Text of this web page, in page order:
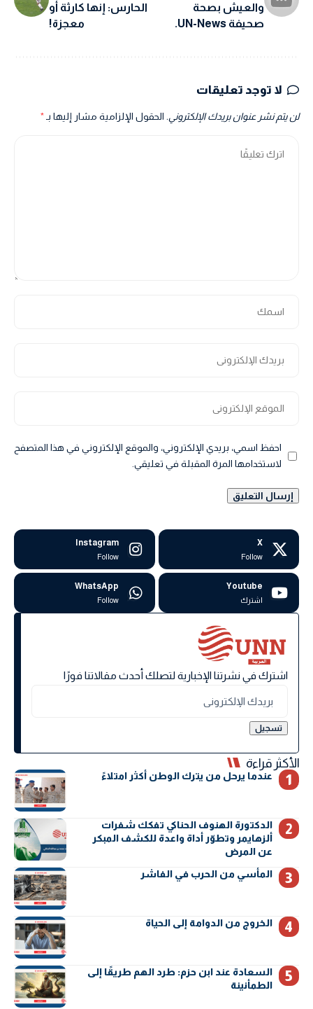
والعيش بصحة
صحيفة UN-News.
الحارس: إنها كارثة أو
معجزة!
لا توجد تعليقات
لن يتم نشر عنوان بريدك الإلكتروني. الحقول الإلزامية مشار إليها بـ*
احفظ اسمي، بريدي الإلكتروني، والموقع الإلكتروني في هذا المتصفح
لاستخدامها المرة المقبلة في تعليقي.
X
Follow
Instagram
Follow
Youtube
اشترك
WhatsApp
Follow
اشترك في نشرتنا الإخبارية لتصلك أحدث مقالاتنا فورًا
الأكثر قراءة
عندما يرحل من يترك الوطن أكثر امتلاءً
الدكتورة الهنوف الحناكي تفكك شفرات
ألزهايمر وتطوّر أداة واعدة للكشف المبكر
عن المرض
المأسي من الحرب في الفاشر
الخروج من الدوامة إلى الحياة
السعادة عند ابن حزم: طرد الهم طريقًا إلى
الطمأنينة